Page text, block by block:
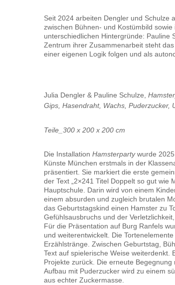
Seit 2024 arbeiten Dengler und Schulze
zwischen Bühnen- und Kostümbild
unterschiedlichen Hintergründe: Pauline
Zentrum ihrer Zusammenarbeit steht
einer eigenen Logik folgen und als
Julia Dengler & Pauline Schulze,
Gips, Hasendraht, Wachs, Puderzucker,
Teile_300 x 200 x 200 cm
Die Installation Hamsterpartywurde 2025
Künste München erstmals in der
präsentiert. Sie markiert die erste
der Text „2×241 Titel Doppelt so gut wie
Hauptschule. Darin wird von einem
einem absurden und zugleich brutalen
das Geburtstagskind einen Hamster zu
Gefühlsausbruchs und der
Für die Präsentation auf Burg Ranfels
und weiterentwickelt. Die
Erzählstränge. Zwischen Geburtstag,
Text auf spielerische Weise
Projekte zurück. Die erneute
Aufbau mit Puderzucker wird zu einem
aus echter Zuckermasse.